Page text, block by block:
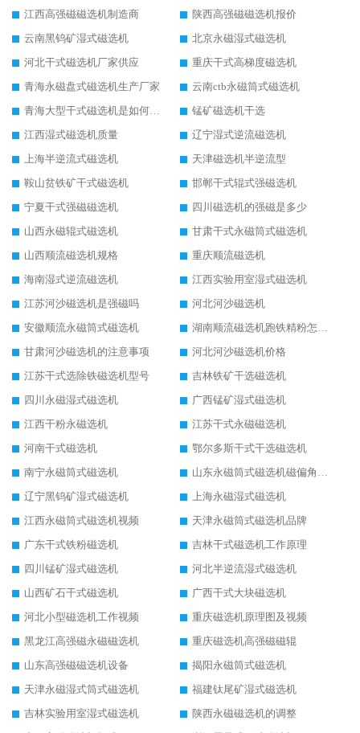
江西高强磁磁选机制造商
陕西高强磁磁选机报价
云南黑钨矿湿式磁选机
北京永磁湿式磁选机
河北干式磁选机厂家供应
重庆干式高梯度磁选机
青海永磁盘式磁选机生产厂家
云南ctb永磁筒式磁选机
青海大型干式磁选机是如何选矿的
锰矿磁选机干选
江西湿式磁选机质量
辽宁湿式逆流磁选机
上海半逆流式磁选机
天津磁选机半逆流型
鞍山贫铁矿干式磁选机
邯郸干式辊式强磁选机
宁夏干式强磁磁选机
四川磁选机的强磁是多少
山西永磁辊式磁选机
甘肃干式永磁筒式磁选机
山西顺流磁选机规格
重庆顺流磁选机
海南湿式逆流磁选机
江西实验用室湿式磁选机
江苏河沙磁选机是强磁吗
河北河沙磁选机
安徽顺流永磁筒式磁选机
湖南顺流磁选机跑铁精粉怎么处理
甘肃河沙磁选机的注意事项
河北河沙磁选机价格
江苏干式选除铁磁选机型号
吉林铁矿干选磁选机
四川永磁湿式磁选机
广西锰矿湿式磁选机
江西干粉永磁选机
江苏干式永磁磁选机
河南干式磁选机
鄂尔多斯干式干选磁选机
南宁永磁筒式磁选机
山东永磁筒式磁选机磁偏角怎么调整
辽宁黑钨矿湿式磁选机
上海永磁湿式磁选机
江西永磁筒式磁选机视频
天津永磁筒式磁选机品牌
广东干式铁粉磁选机
吉林干式磁选机工作原理
四川锰矿湿式磁选机
河北半逆流湿式磁选机
山西矿石干式磁选机
广西干式大块磁选机
河北小型磁选机工作视频
重庆磁选机原理图及视频
黑龙江高强磁永磁磁选机
重庆磁选机高强磁磁辊
山东高强磁磁选机设备
揭阳永磁筒式磁选机
天津永磁湿式筒式磁选机
福建钛尾矿湿式磁选机
吉林实验用室湿式磁选机
陕西永磁磁选机的调整